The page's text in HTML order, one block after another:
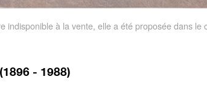
indisponible à la vente, elle a été proposée dans
- 1988)